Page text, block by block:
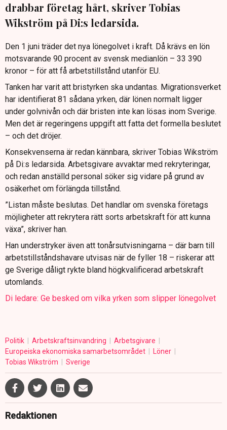
drabbar företag hårt, skriver Tobias
Wikström på Di:s ledarsida.
Den 1 juni träder det nya lönegolvet i kraft. Då krävs en lön
motsvarande 90 procent av svensk medianlön – 33 390
kronor – för att få arbetstillstånd utanför EU.
Tanken har varit att bristyrken ska undantas. Migrationsverket
har identifierat 81 sådana yrken, där lönen normalt ligger
under golvnivån och där bristen inte kan lösas inom Sverige.
Men det är regeringens uppgift att fatta det formella beslutet
– och det dröjer.
Konsekvenserna är redan kännbara, skriver Tobias Wikström
på Di:s ledarsida. Arbetsgivare avvaktar med rekryteringar,
och redan anställd personal söker sig vidare på grund av
osäkerhet om förlängda tillstånd.
”Listan måste beslutas. Det handlar om svenska företags
möjligheter att rekrytera rätt sorts arbetskraft för att kunna
växa”, skriver han.
Han understryker även att tonårsutvisningarna – där barn till
arbetstillståndshavare utvisas när de fyller 18 – riskerar att
ge Sverige dåligt rykte bland högkvalificerad arbetskraft
utomlands.
Di ledare: Ge besked om vilka yrken som slipper lönegolvet
Politik Arbetskraftsinvandring
Arbetsgivare
Europeiska ekonomiska samarbetsområdet
Löner
Tobias Wikström
Sverige
Redaktionen